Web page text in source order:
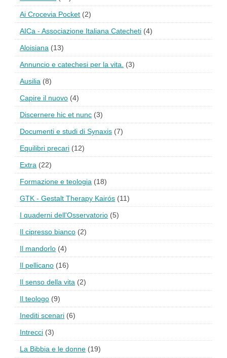
Ai Crocevia Pocket (2)
AICa - Associazione Italiana Catecheti (4)
Aloisiana (13)
Annuncio e catechesi per la vita. (3)
Ausilia (8)
Capire il nuovo (4)
Discernere hic et nunc (3)
Documenti e studi di Synaxis (7)
Equilibri precari (12)
Extra (22)
Formazione e teologia (18)
GTK - Gestalt Therapy Kairós (11)
I quaderni dell'Osservatorio (5)
Il cipresso bianco (2)
Il mandorlo (4)
Il pellicano (16)
Il senso della vita (2)
Il teologo (9)
Inediti scenari (6)
Intrecci (3)
La Bibbia e le donne (19)